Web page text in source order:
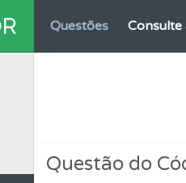
Questões Consulte
Questão do